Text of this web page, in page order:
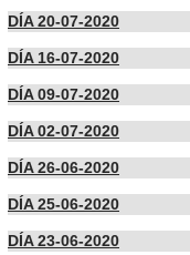
DÍA 20-07-2020
DÍA 16-07-2020
DÍA 09-07-2020
DÍA 02-07-2020
DÍA 26-06-2020
DÍA 25-06-2020
DÍA 23-06-2020